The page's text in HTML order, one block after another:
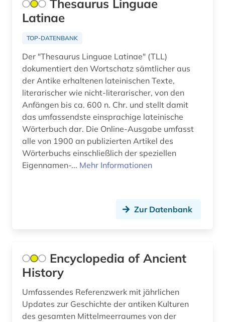
Thesaurus Linguae
Latinae
TOP-DATENBANK
Der "Thesaurus Linguae Latinae" (TLL)
dokumentiert den Wortschatz sämtlicher aus
der Antike erhaltenen lateinischen Texte,
literarischer wie nicht-literarischer, von den
Anfängen bis ca. 600 n. Chr. und stellt damit
das umfassendste einsprachige lateinische
Wörterbuch dar. Die Online-Ausgabe umfasst
alle von 1900 an publizierten Artikel des
Wörterbuchs einschließlich der speziellen
Eigennamen-... Mehr Informationen
Zur Datenbank
Encyclopedia of Ancient
History
Umfassendes Referenzwerk mit jährlichen
Updates zur Geschichte der antiken Kulturen
des gesamten Mittelmeerraumes von der